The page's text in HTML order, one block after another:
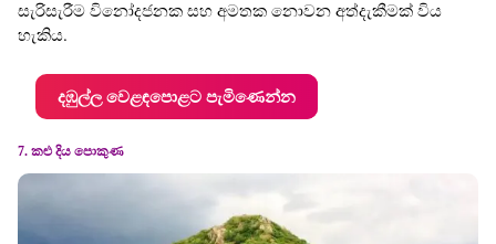
සැරිසැරීම විනෝදජනක සහ අමතක නොවන අත්දැකීමක් විය
හැකිය.
දඹුල්ල වෙළඳපොළට පැමිණෙන්න
7. කළු දිය පොකුණ